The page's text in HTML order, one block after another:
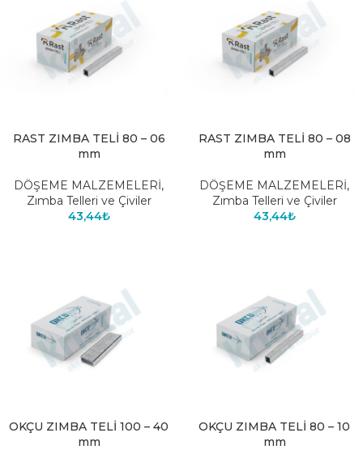
RAST ZIMBA TELİ 80 – 06
mm
DÖŞEME MALZEMELERİ,
Zımba Telleri ve Çiviler
43,44₺
RAST ZIMBA TELİ 80 – 08
mm
DÖŞEME MALZEMELERİ,
Zımba Telleri ve Çiviler
43,44₺
OKÇU ZIMBA TELİ 100 – 40
mm
OKÇU ZIMBA TELİ 80 – 10
mm